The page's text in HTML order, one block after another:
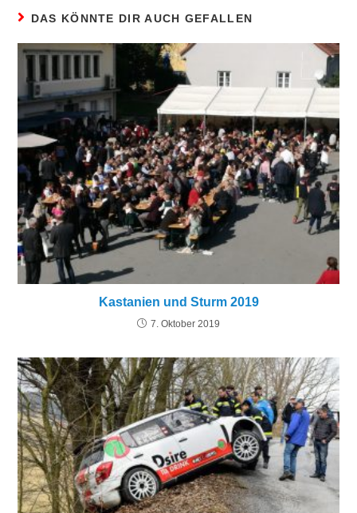
DAS KÖNNTE DIR AUCH GEFALLEN
Kastanien und Sturm 2019
7. Oktober 2019